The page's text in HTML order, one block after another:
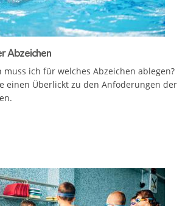
Abzeichen
muss ich für welches Abzeichen ablegen?
einen Überlickt zu den Anfoderungen der